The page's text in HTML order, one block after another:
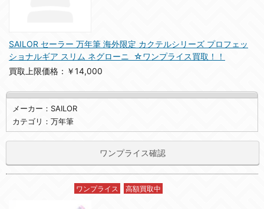
SAILOR セーラー 万年筆 海外限定 カクテルシリーズ プロフェッ
ショナルギア スリム ネグローニ ☆ワンプライス買取！！
買取上限価格：￥14,000
メーカー：SAILOR
カテゴリ：万年筆
ワンプライス確認
ワンプライス 高額買取中